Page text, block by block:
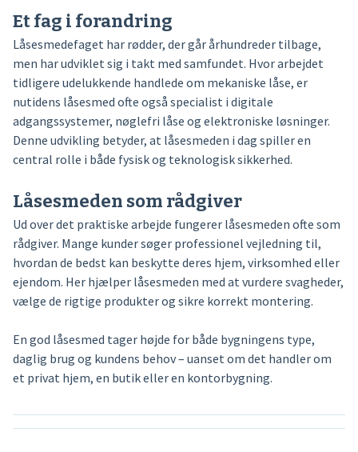
Et fag i forandring
Låsesmedefaget har rødder, der går århundreder tilbage,
men har udviklet sig i takt med samfundet. Hvor arbejdet
tidligere udelukkende handlede om mekaniske låse, er
nutidens låsesmed ofte også specialist i digitale
adgangssystemer, nøglefri låse og elektroniske løsninger.
Denne udvikling betyder, at låsesmeden i dag spiller en
central rolle i både fysisk og teknologisk sikkerhed.
Låsesmeden som rådgiver
Ud over det praktiske arbejde fungerer låsesmeden ofte som
rådgiver. Mange kunder søger professionel vejledning til,
hvordan de bedst kan beskytte deres hjem, virksomhed eller
ejendom. Her hjælper låsesmeden med at vurdere svagheder,
vælge de rigtige produkter og sikre korrekt montering.
En god låsesmed tager højde for både bygningens type,
daglig brug og kundens behov – uanset om det handler om
et privat hjem, en butik eller en kontorbygning.